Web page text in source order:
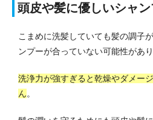
頭皮や髪に優しいシャン
こまめに洗髪していても髪の調子
ンプーが合っていない可能性があり
洗浄力が強すぎると乾燥やダメー
ん。